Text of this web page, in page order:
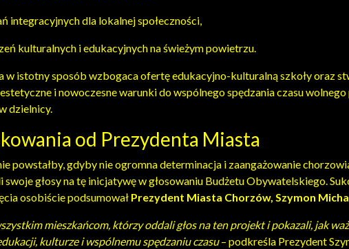
integracyjnych dla lokalnej społeczności,
kulturalnych i edukacyjnych na świeżym powietrzu.
w istotny sposób wzbogaca ofertę edukacyjno-kulturalną szkoły oraz
i nowoczesne warunki do wspólnego spędzania czasu
dzielnicy.
od Prezydenta Miasta
powstałby, gdyby nie ogromna determinacja i zaangażowanie
swoje głosy na tę inicjatywę w głosowaniu Budżetu Obywatelskiego.
osobiście podsumował Prezydent Miasta Chorzów, Szymon
mieszkańcom, którzy oddali głos na ten projekt i pokazali, jak
kulturze i wspólnemu spędzaniu czasu– podkreśla Prezydent